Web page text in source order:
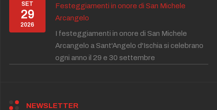
SET
29
2026
Festeggiamenti in onore di San Michele
Arcangelo
I festeggiamenti in onore di San Michele
Arcangelo a Sant'Angelo d'Ischia si celebrano
ogni anno il 29 e 30 settembre
NEWSLETTER